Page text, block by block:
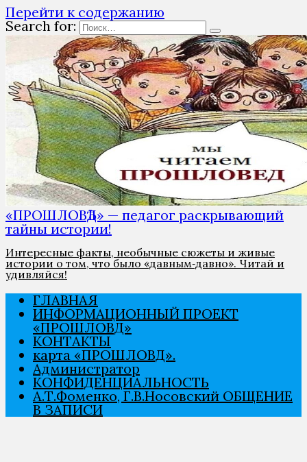
Перейти к содержанию
Search for:
«ПРОШЛОВѢД» — педагог раскрывающий
тайны истории!
Интересные факты, необычные сюжеты и живые
истории о том, что было «давным‑давно». Читай и
удивляйся!
ГЛАВНАЯ
ИНФОРМАЦИОННЫЙ ПРОЕКТ
«ПРОШЛОВѢД»
КОНТАКТЫ
карта «ПРОШЛОВѢД».
Администратор
КОНФИДЕНЦИАЛЬНОСТЬ
А.Т.Фоменко, Г.В.Носовский ОБЩЕНИЕ
В ЗАПИСИ